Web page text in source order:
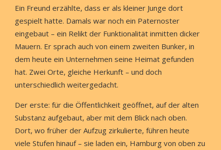
Ein Freund erzählte, dass er als kleiner Junge dort
gespielt hatte. Damals war noch ein Paternoster
eingebaut – ein Relikt der Funktionalität inmitten dicker
Mauern. Er sprach auch von einem zweiten Bunker, in
dem heute ein Unternehmen seine Heimat gefunden
hat. Zwei Orte, gleiche Herkunft – und doch
unterschiedlich weitergedacht.
Der erste: für die Öffentlichkeit geöffnet, auf der alten
Substanz aufgebaut, aber mit dem Blick nach oben.
Dort, wo früher der Aufzug zirkulierte, führen heute
viele Stufen hinauf – sie laden ein, Hamburg von oben zu